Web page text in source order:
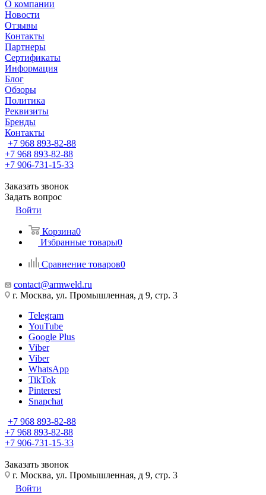
О компании
Новости
Отзывы
Контакты
Партнеры
Сертификаты
Информация
Блог
Обзоры
Политика
Реквизиты
Бренды
Контакты
+7 968 893-82-88
+7 968 893-82-88
+7 906-731-15-33
Заказать звонок
Задать вопрос
Войти
Корзина0
Избранные товары0
Сравнение товаров0
contact@armweld.ru
г. Москва, ул. Промышленная, д 9, стр. 3
Telegram
YouTube
Google Plus
Viber
Viber
WhatsApp
TikTok
Pinterest
Snapchat
+7 968 893-82-88
+7 968 893-82-88
+7 906-731-15-33
Заказать звонок
г. Москва, ул. Промышленная, д 9, стр. 3
Войти